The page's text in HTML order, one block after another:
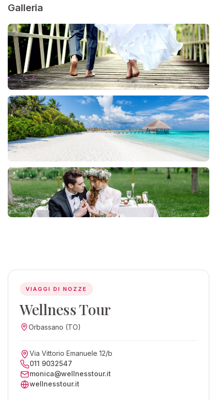
Galleria
VIAGGI DI NOZZE
Wellness Tour
Orbassano (TO)
Via Vittorio Emanuele 12/b
011 9032547
monica@wellnesstour.it
wellnesstour.it